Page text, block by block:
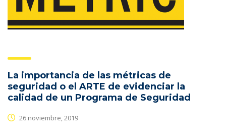
La importancia de las métricas de
seguridad o el ARTE de evidenciar la
calidad de un Programa de Seguridad
26 noviembre, 2019